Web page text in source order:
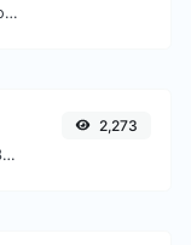
Générez un hachage whirlpool pour toute entrée de chaîne.
Générer un hachage SHA-3/384 pour toute entrée de chaîne.
2,273